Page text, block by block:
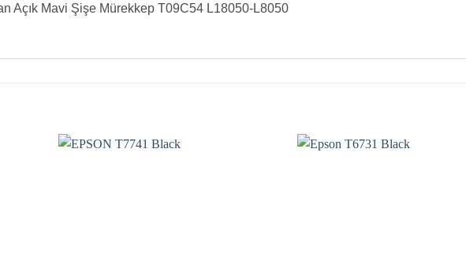
Açık Mavi Şişe Mürekkep T09C54 L18050-L8050